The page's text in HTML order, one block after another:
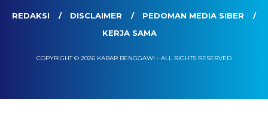
REDAKSI DISCLAIMER
PEDOMAN MEDIA SIBER
KERJA SAMA
COPYRIGHT © 2026 KABAR BENGGAWI - ALL RIGHTS RESERVED